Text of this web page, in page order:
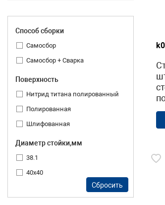
Сбросить
Способ сборки
Самосбор
Самосбор + Сварка
Поверхность
Нитрид титана полированный
Полированная
Шлифованная
Диаметр стойки,мм
38.1
40х40